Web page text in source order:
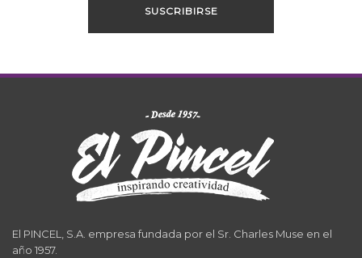
El PINCEL, S.A. empresa fundada por el Sr. Charles Muse en el
año 1957.